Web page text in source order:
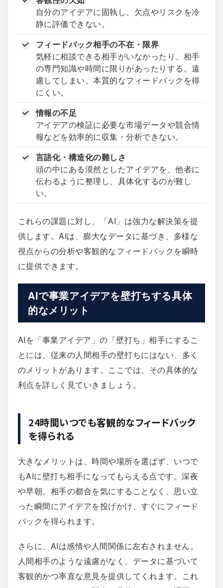
自分のアイデアに固執し、欠点やリスクを冷
静に評価できない。
フィードバック相手の不在・限界
気軽に相談できる相手がいなかったり、相手
の専門知識や時間に限りがあったりする。遠
慮してしまい、本質的なフィードバックを得
にくい。
情報の不足
アイデアの検証に必要な市場データや競合情
報などを効率的に収集・分析できない。
言語化・構造化の難しさ
頭の中にある漠然としたアイデアを、他者に
伝わるように整理し、具体化するのが難し
い。
これらの課題に対し、「AI」は強力な解決策を提
供します。AIは、膨大なデータに基づき、多様な
視点からの分析や客観的なフィードバックを瞬時
に提供できます。
AIで事業アイデアを壁打ちする具体
的なメリット
AIを「事業アイデア」の「壁打ち」相手にするこ
とには、従来の人間相手の壁打ちにはない、多く
のメリットがあります。ここでは、その具体的な
利点を詳しく見ていきましょう。
24時間いつでも客観的なフィードバック
を得られる
大きなメリットは、時間や場所を選ばず、いつで
もAIに壁打ち相手になってもらえる点です。深夜
や早朝、相手の都合を気にすることなく、思い立
った瞬間にアイデアを投げかけ、すぐにフィード
バックを得られます。
さらに、AIは感情や人間関係に左右されません。
人間相手のような遠慮がなく、データに基づいて
客観的かつ率直な意見を提供してくれます。これ